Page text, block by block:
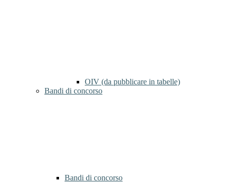
OIV (da pubblicare in tabelle)
Bandi di concorso
Bandi di concorso